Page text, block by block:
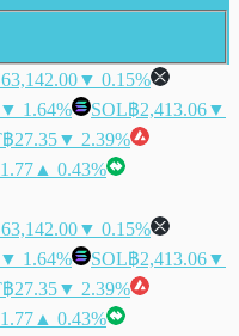
▼ 0.15%
▼ 1.64% SOL฿2,413.06▼
฿27.35▼ 2.39%
▲ 0.43%
▼ 0.15%
▼ 1.64% SOL฿2,413.06▼
฿27.35▼ 2.39%
▲ 0.43%